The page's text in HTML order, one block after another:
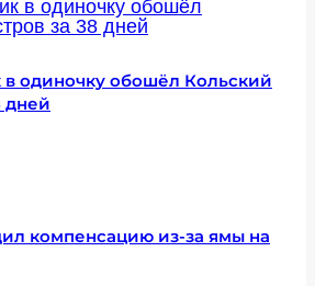
одиночку обошёл Кольский
дней
компенсацию из-за ямы на